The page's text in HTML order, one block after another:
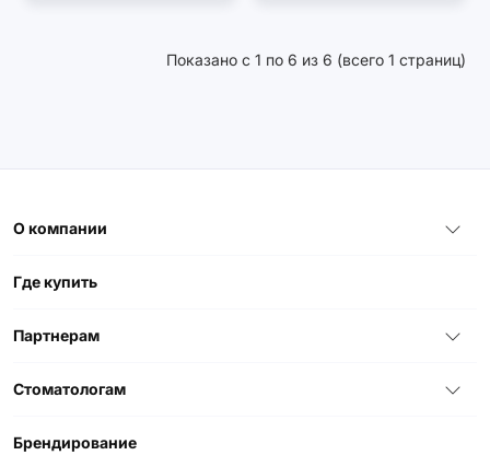
Показано с 1 по 6 из 6 (всего 1 страниц)
О компании
Где купить
Партнерам
Стоматологам
Брендирование